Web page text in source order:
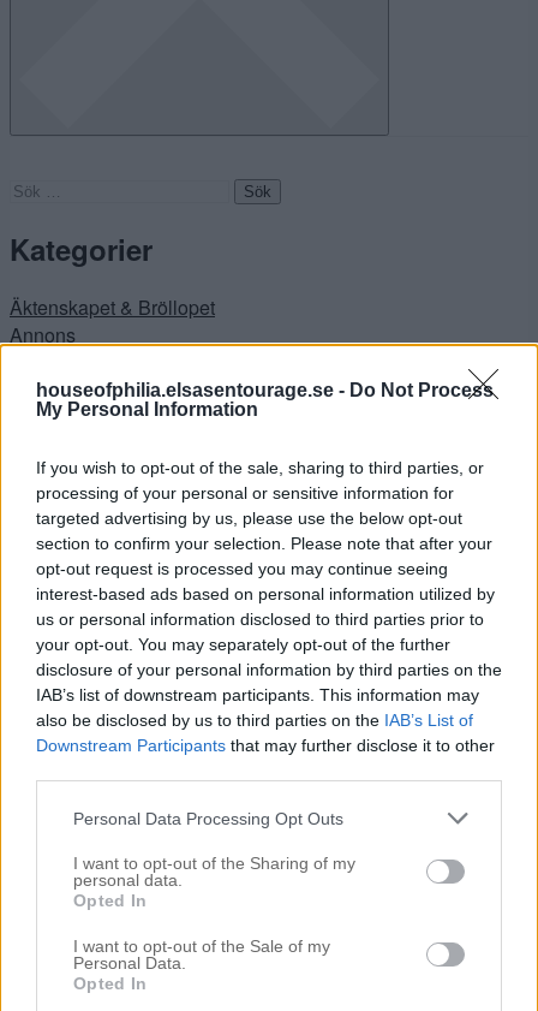
houseofphilia.elsasentourage.se - Do Not Process
My Personal Information
If you wish to opt-out of the sale, sharing to third parties, or
processing of your personal or sensitive information for
targeted advertising by us, please use the below opt-out
section to confirm your selection. Please note that after your
opt-out request is processed you may continue seeing
interest-based ads based on personal information utilized by
us or personal information disclosed to third parties prior to
your opt-out. You may separately opt-out of the further
disclosure of your personal information by third parties on the
IAB’s list of downstream participants. This information may
also be disclosed by us to third parties on the IAB’s List of
Downstream Participants that may further disclose it to other
Personal Data Processing Opt Outs
I want to opt-out of the Sharing of my
personal data.
Opted In
I want to opt-out of the Sale of my
Personal Data.
Opted In
Sök
Kategorier
Äktenskapet & Bröllopet
Annons
Badrummet
Badrummet
Bloggeventet 2012
Busen
Buses Nya Rum
Buses rum
Buses rum
Dagens Buse
Dagens Noah
DIY
Drömmen
Ewa i Walla
Filmklipp
Flickorna
Fotograferingar & Uppdrag
FRÅGOR & SVAR
INNEHÅLLER REKLAMLÄNK – PRODUKT KÖPT MED
RABATT
INNEHÅLLER REKLAMLÄNKAR